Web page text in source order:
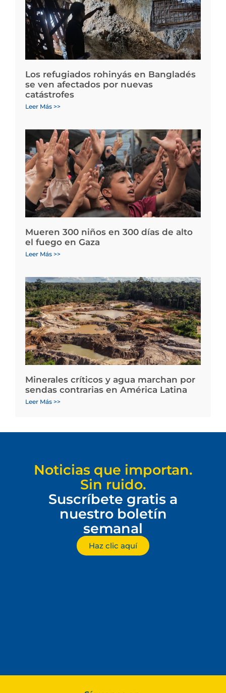
Los refugiados rohinyás en Bangladés
se ven afectados por nuevas
catástrofes
Leer Más >>
Mueren 300 niños en 300 días de alto
el fuego en Gaza
Leer Más >>
Minerales críticos y agua marchan por
sendas contrarias en América Latina
Leer Más >>
Noticias que importan.
Sin ruido.
Suscríbete gratis a
nuestro boletín
semanal
Haz clic aquí